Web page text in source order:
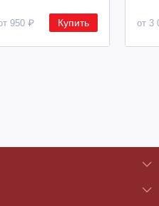
950 ₽ Купить от 3